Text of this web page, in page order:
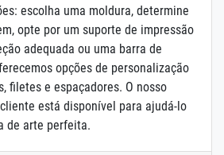
escolha uma moldura, determine
opte por um suporte de impressão
adequada ou uma barra de
opções de personalização
filetes e espaçadores. O nosso
está disponível para ajudá-lo
de arte perfeita.